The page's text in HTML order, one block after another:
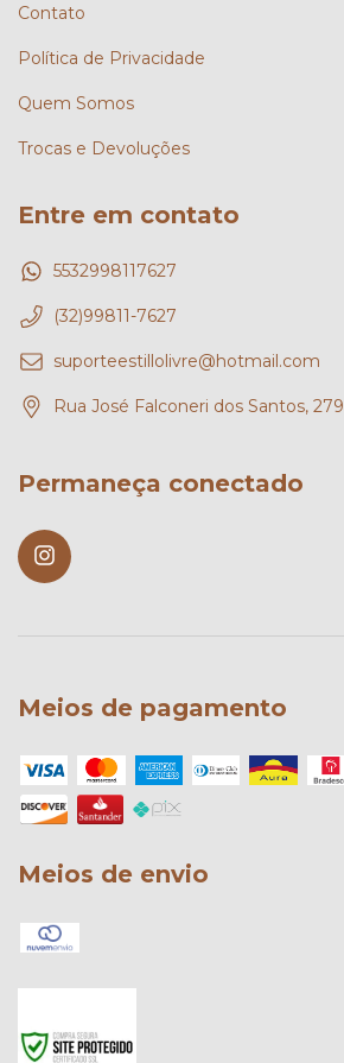
Contato
Política de Privacidade
Quem Somos
Trocas e Devoluções
Entre em contato
5532998117627
(32)99811-7627
suporteestillolivre@hotmail.com
Rua José Falconeri dos Santos, 279
Permaneça conectado
Meios de pagamento
Meios de envio